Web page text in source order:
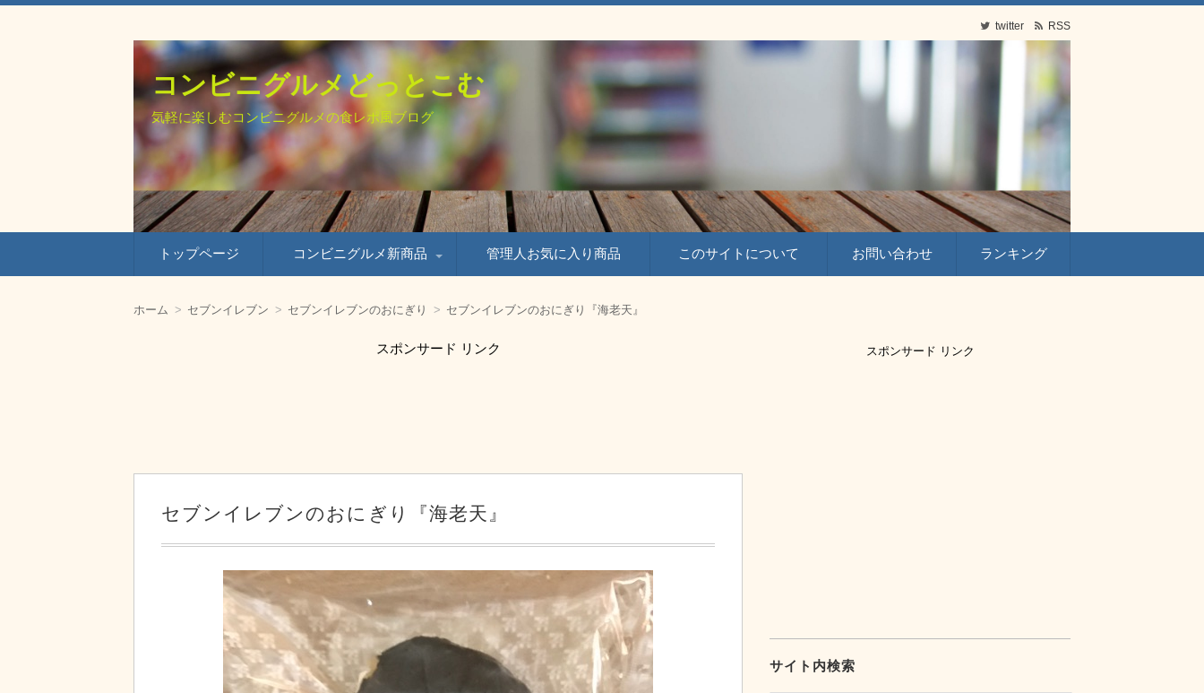
twitter RSS
コンビニグルメどっとこむ
気軽に楽しむコンビニグルメの食レポ風ブログ
トップページ コンビニグルメ新商品 管理人お気に入り商品 このサイトについて お問い合わせ ランキング
ホーム セブンイレブン セブンイレブンのおにぎり セブンイレブンのおにぎり『海老天』
スポンサード リンク
セブンイレブンのおにぎり『海老天』
スポンサード リンク
サイト内検索